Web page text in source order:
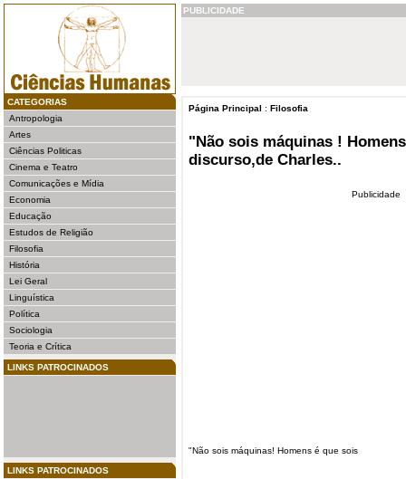
CATEGORIAS
Antropologia
Artes
Ciências Politicas
Cinema e Teatro
Comunicações e Mídia
Economia
Educação
Estudos de Religião
Filosofia
História
Lei Geral
Linguística
Política
Sociologia
Teoria e Crítica
LINKS PATROCINADOS
LINKS PATROCINADOS
PUBLICIDADE
Página Principal : Filosofia
"Não sois máquinas !
discurso,de Charles..
Publicidade
"Não sois máquinas! Homens é que sois